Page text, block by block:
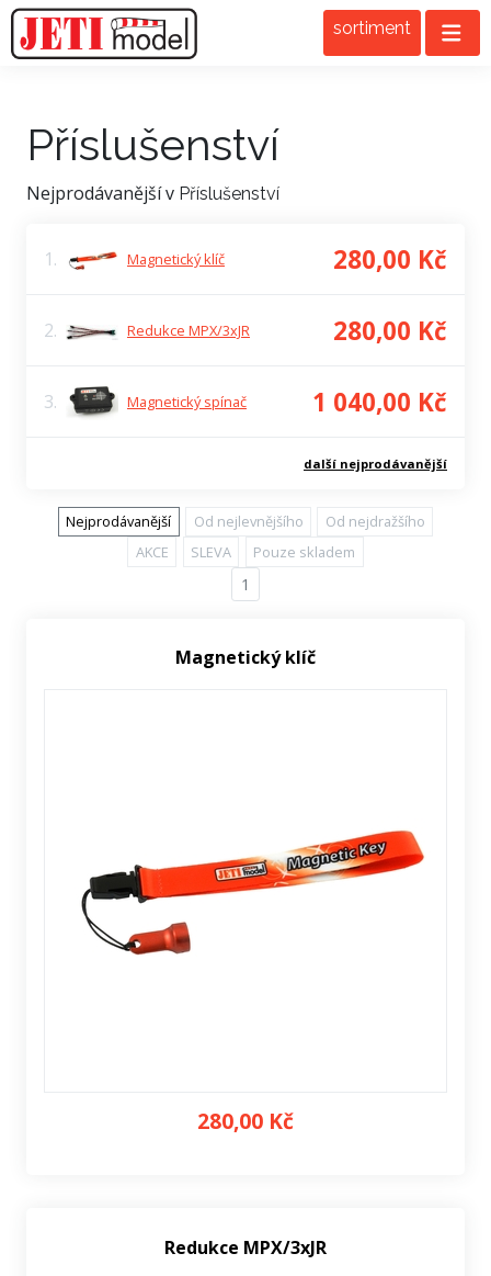
sortiment
Příslušenství
Nejprodávanější v Příslušenství
1. Magnetický klíč 280,00 Kč
2. Redukce MPX/3xJR 280,00 Kč
3. Magnetický spínač 1 040,00 Kč
další nejprodávanější
Nejprodávanější Od nejlevnějšího
Od nejdražšího
AKCE
SLEVA Pouze skladem
1
Magnetický klíč
280,00 Kč
Redukce MPX/3xJR